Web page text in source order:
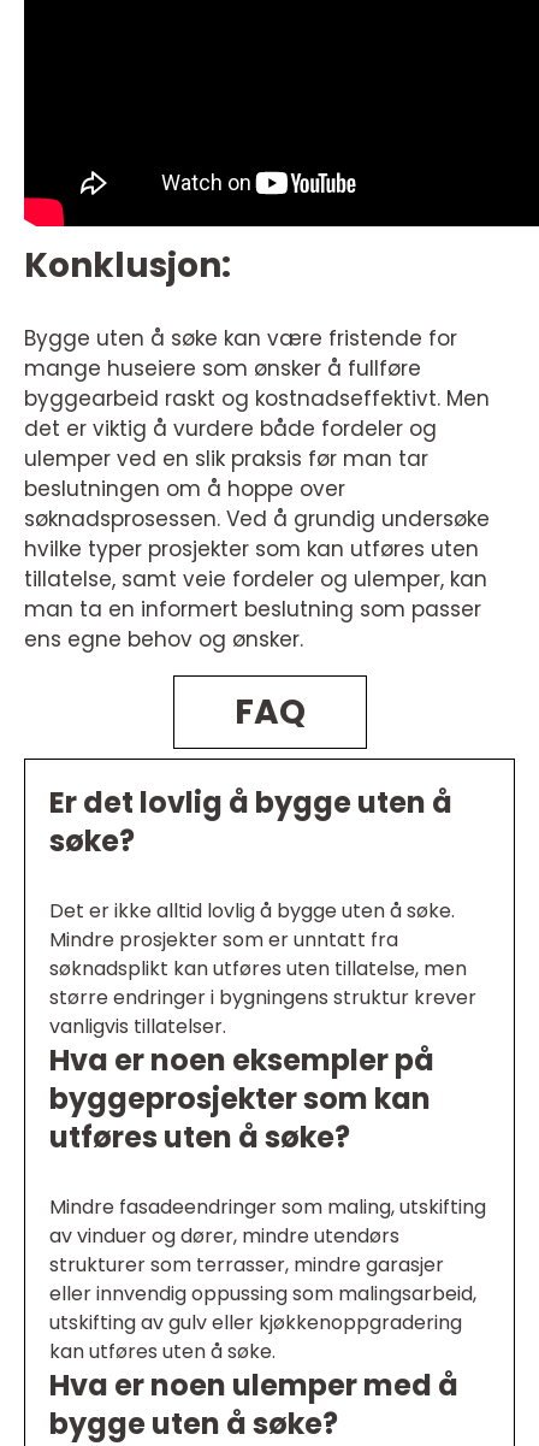
Konklusjon:
Bygge uten å søke kan være fristende for
mange huseiere som ønsker å fullføre
byggearbeid raskt og kostnadseffektivt. Men
det er viktig å vurdere både fordeler og
ulemper ved en slik praksis før man tar
beslutningen om å hoppe over
søknadsprosessen. Ved å grundig undersøke
hvilke typer prosjekter som kan utføres uten
tillatelse, samt veie fordeler og ulemper, kan
man ta en informert beslutning som passer
ens egne behov og ønsker.
FAQ
Er det lovlig å bygge uten å
søke?
Det er ikke alltid lovlig å bygge uten å søke.
Mindre prosjekter som er unntatt fra
søknadsplikt kan utføres uten tillatelse, men
større endringer i bygningens struktur krever
vanligvis tillatelser.
Hva er noen eksempler på
byggeprosjekter som kan
utføres uten å søke?
Mindre fasadeendringer som maling, utskifting
av vinduer og dører, mindre utendørs
strukturer som terrasser, mindre garasjer
eller innvendig oppussing som malingsarbeid,
utskifting av gulv eller kjøkkenoppgradering
kan utføres uten å søke.
Hva er noen ulemper med å
bygge uten å søke?